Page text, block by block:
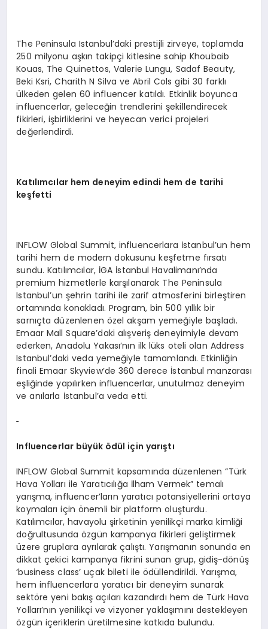
The Peninsula Istanbul’daki prestijli zirveye, toplamda
250 milyonu aşkın takipçi kitlesine sahip Khoubaib
Kouas, The Quinettos, Valerie Lungu, Sadaf Beauty,
Beki Ksri, Charith N Silva ve Abril Cols gibi 30 farklı
ülkeden gelen 60 influencer katıldı. Etkinlik boyunca
influencerlar, geleceğin trendlerini şekillendirecek
fikirleri, işbirliklerini ve heyecan verici projeleri
değerlendirdi.
Katılımcılar hem deneyim edindi hem de tarihi
keşfetti
INFLOW Global Summit, influencerlara İstanbul’un hem
tarihi hem de modern dokusunu keşfetme fırsatı
sundu. Katılımcılar, İGA İstanbul Havalimanı’nda
premium hizmetlerle karşılanarak The Peninsula
Istanbul’un şehrin tarihi ile zarif atmosferini birleştiren
ortamında konakladı. Program, bin 500 yıllık bir
sarnıçta düzenlenen özel akşam yemeğiyle başladı.
Emaar Mall Square’daki alışveriş deneyimiyle devam
ederken, Anadolu Yakası’nın ilk lüks oteli olan Address
Istanbul’daki veda yemeğiyle tamamlandı. Etkinliğin
finali Emaar Skyview’de 360 derece İstanbul manzarası
eşliğinde yapılırken influencerlar, unutulmaz deneyim
ve anılarla İstanbul’a veda etti.
Influencerlar büyük ödül için yarıştı
INFLOW Global Summit kapsamında düzenlenen “Türk
Hava Yolları ile Yaratıcılığa İlham Vermek” temalı
yarışma, influencer’ların yaratıcı potansiyellerini ortaya
koymaları için önemli bir platform oluşturdu.
Katılımcılar, havayolu şirketinin yenilikçi marka kimliği
doğrultusunda özgün kampanya fikirleri geliştirmek
üzere gruplara ayrılarak çalıştı. Yarışmanın sonunda en
dikkat çekici kampanya fikrini sunan grup, gidiş-dönüş
‘business class’ uçak bileti ile ödüllendirildi. Yarışma,
hem influencerlara yaratıcı bir deneyim sunarak
sektöre yeni bakış açıları kazandırdı hem de Türk Hava
Yolları’nın yenilikçi ve vizyoner yaklaşımını destekleyen
özgün içeriklerin üretilmesine katkıda bulundu.